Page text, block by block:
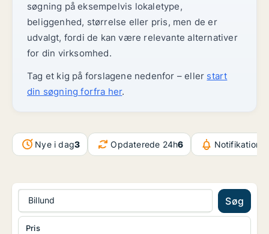
søgning på eksempelvis lokaletype,
beliggenhed, størrelse eller pris, men de er
udvalgt, fordi de kan være relevante alternativer
for din virksomhed.
Tag et kig på forslagene nedenfor – eller start
din søgning forfra her.
Nye i dag3 Opdaterede 24h6
Billund Søg
Pris